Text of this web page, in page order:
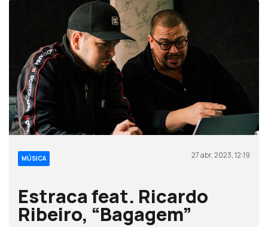
MÚSICA 27 abr, 2023, 12:19
Estraca feat. Ricardo
Ribeiro, “Bagagem”